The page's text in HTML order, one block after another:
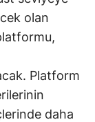
olan
Platform
daha